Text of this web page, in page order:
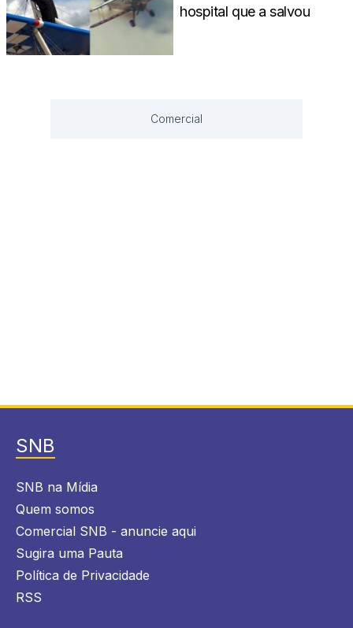
hospital que a salvou
Comercial
SNB
SNB na Mídia
Quem somos
Comercial SNB - anuncie aqui
Sugira uma Pauta
Política de Privacidade
RSS